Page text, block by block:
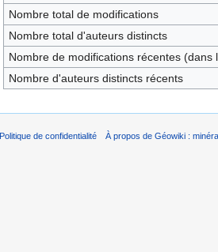
Nombre total de modifications
Nombre total d'auteurs distincts
Nombre de modifications récentes (dans
Nombre d'auteurs distincts récents
Politique de confidentialité À propos de Géowiki :